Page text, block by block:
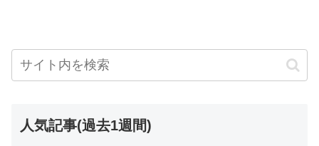
人気記事(過去1週間)